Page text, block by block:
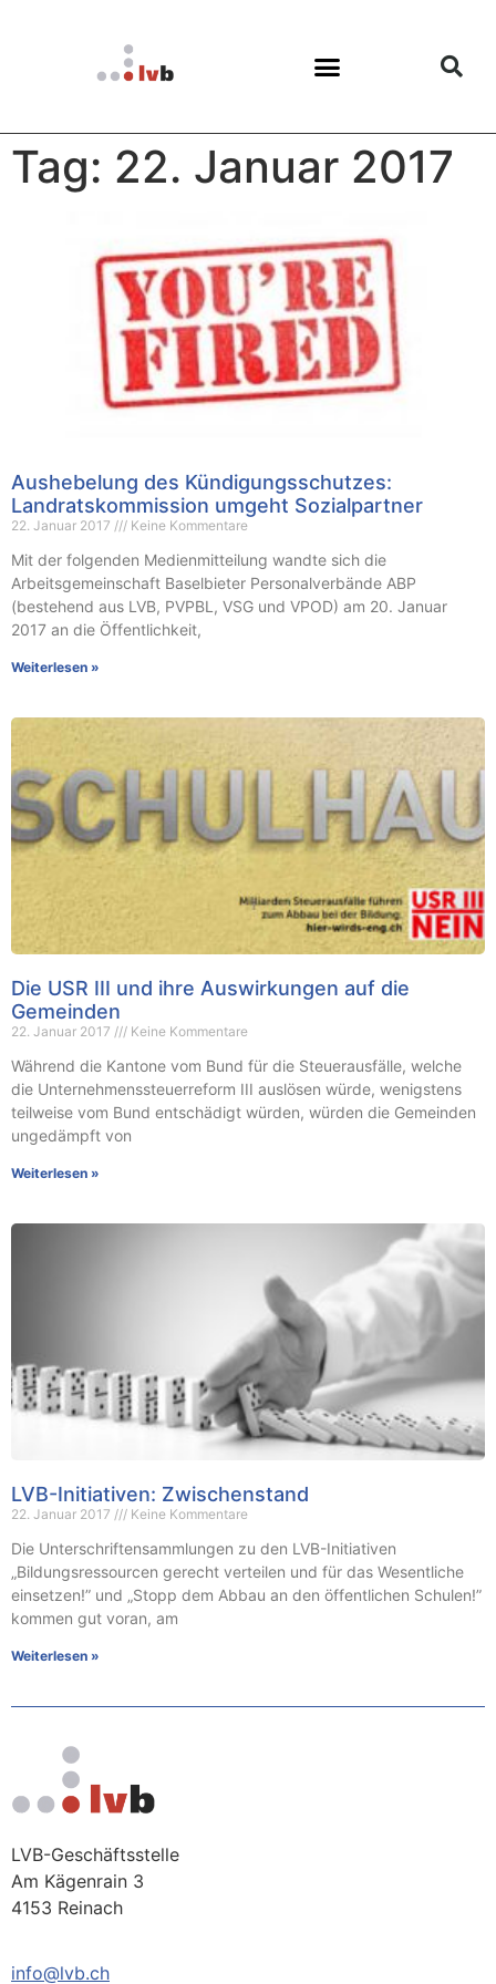
Tag: 22. Januar 2017
Aushebelung des Kündigungsschutzes:
Landratskommission umgeht Sozialpartner
22. Januar 2017 Keine Kommentare
Mit der folgenden Medienmitteilung wandte sich die
Arbeitsgemeinschaft Baselbieter Personalverbände ABP
(bestehend aus LVB, PVPBL, VSG und VPOD) am 20. Januar
2017 an die Öffentlichkeit,
Weiterlesen »
Die USR III und ihre Auswirkungen auf die
Gemeinden
22. Januar 2017 Keine Kommentare
Während die Kantone vom Bund für die Steuerausfälle, welche
die Unternehmenssteuerreform III auslösen würde, wenigstens
teilweise vom Bund entschädigt würden, würden die Gemeinden
ungedämpft von
Weiterlesen »
LVB-Initiativen: Zwischenstand
22. Januar 2017 Keine Kommentare
Die Unterschriftensammlungen zu den LVB-Initiativen
„Bildungsressourcen gerecht verteilen und für das Wesentliche
einsetzen!” und „Stopp dem Abbau an den öffentlichen Schulen!”
kommen gut voran, am
Weiterlesen »
LVB-Geschäftsstelle
Am Kägenrain 3
4153 Reinach
info@lvb.ch